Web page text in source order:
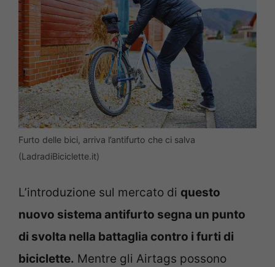
Furto delle bici, arriva l’antifurto che ci salva
(LadradiBiciclette.it)
L’introduzione sul mercato di questo
nuovo sistema antifurto segna un punto
di svolta nella battaglia contro i furti di
biciclette. Mentre gli Airtags possono